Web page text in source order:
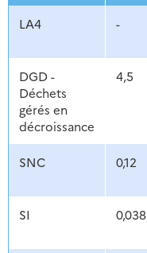
LA4 -
DGD -
Déchets
gérés en
décroissance
4,5
SNC 0,12
SI 0,038